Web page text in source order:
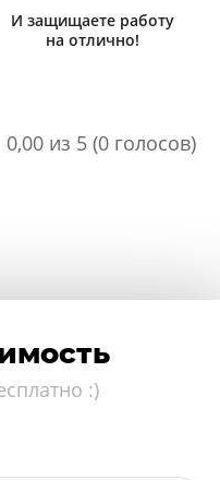
И защищаете работу
на отлично!
0,00 из 5 (0 голосов)
:)